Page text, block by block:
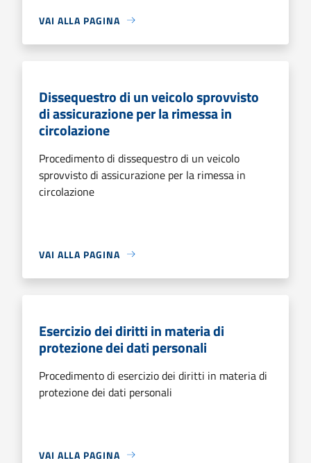
VAI ALLA PAGINA
Dissequestro di un veicolo sprovvisto
di assicurazione per la rimessa in
circolazione
Procedimento di dissequestro di un veicolo
sprovvisto di assicurazione per la rimessa in
circolazione
VAI ALLA PAGINA
Esercizio dei diritti in materia di
protezione dei dati personali
Procedimento di esercizio dei diritti in materia di
protezione dei dati personali
VAI ALLA PAGINA